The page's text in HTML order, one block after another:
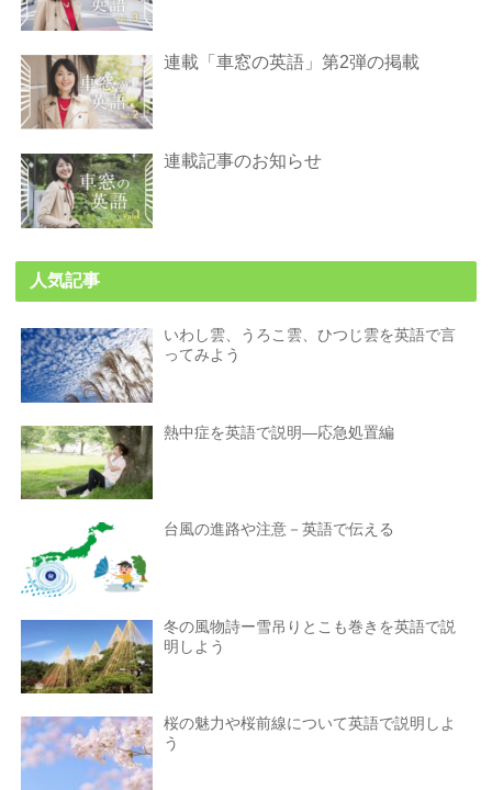
連載「車窓の英語」第2弾の掲載
連載記事のお知らせ
人気記事
いわし雲、うろこ雲、ひつじ雲を英語で言
ってみよう
熱中症を英語で説明―応急処置編
台風の進路や注意－英語で伝える
冬の風物詩ー雪吊りとこも巻きを英語で説
明しよう
桜の魅力や桜前線について英語で説明しよ
う